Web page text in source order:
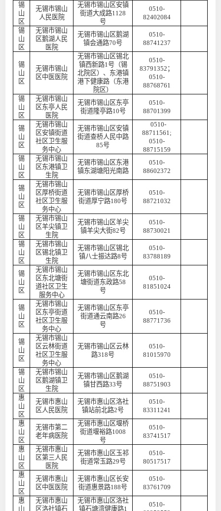
锡
山
区
无锡市锡山
人民医院
无锡市锡山区安镇
街道大成路1128
号
0510-
82402084
锡
山
区
无锡市锡山
区鹅湖人民
医院
无锡市锡山区鹅湖
镇会通路70号
0510-
88741237
锡
山
区
无锡市锡山
区中医医院
无锡市锡山区锡北
镇西新路1号（锡
北院区）、东港镇
港下健康路（东港
院区）
0510-
83791352；
0510-
88768761
锡
山
区
无锡市锡山
区东亭人民
医院
无锡市锡山区东亭
街道隆亭路10号
0510-
88701399
锡
山
区
无锡市锡山
区安镇街道
社区卫生服
务中心
无锡市锡山区安镇
街道查桥人民中路
85号
0510-
88711561;
0510-
88715159
锡
山
区
无锡市锡山
区东港镇卫
生院
无锡市锡山区东港
镇东湖塘阳光南路
0510-
88602372
锡
山
区
无锡市锡山
区厚桥街道
社区卫生服
务中心
无锡市锡山区厚桥
街道厚宁路180号
0510-
88721032
锡
山
区
无锡市锡山
区羊尖镇卫
生院
无锡市锡山区羊尖
镇羊尖大街82号
0510-
88730021
锡
山
区
无锡市锡山
区锡北镇卫
生院
无锡市锡山区锡北
镇八士振达路8号
0510-
83788189
锡
山
区
无锡市锡山
区东北塘街
道社区卫生
服务中心
无锡市锡山区东北
塘街道东政路58
号
0510-
81851024
锡
山
区
无锡市锡山
区东亭街道
社区卫生服
务中心
无锡市锡山区东亭
街道通云南路26
号
0510-
88771736
锡
山
区
无锡市锡山
区云林街道
社区卫生服
务中心
无锡市锡山区云林
路318号
0510-
81015970
锡
山
区
无锡市锡山
区鹅湖镇卫
生院
无锡市锡山区鹅湖
镇甘西路33号
0510-
88751903
惠
山
区
无锡市惠山
区人民医院
无锡市惠山区洛社
镇站前北路2号
0510-
83311241
惠
山
区
无锡市第二
老年病医院
无锡市惠山区堰桥
街道堰裕路1008
号
0510-
83741517
惠
山
区
无锡市惠山
区第三人民
医院
无锡市惠山区玉祁
街道常玉路29号
0510-
80517517
惠
山
区
无锡市惠山
区中医医院
无锡市惠山区长安
街道惠景路188号
0510-
83761709
惠
山
无锡市惠山
区洛社镇石
无锡市惠山区洛社
镇石塘湾健康路1
0510-